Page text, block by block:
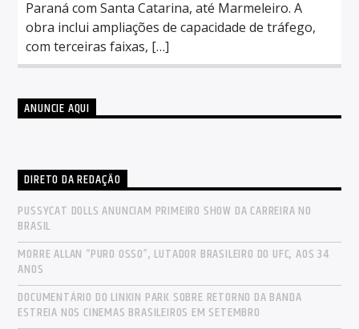
Paraná com Santa Catarina, até Marmeleiro. A
obra inclui ampliações de capacidade de tráfego,
com terceiras faixas, […]
ANUNCIE AQUI
DIRETO DA REDAÇÃO
PUSSYCAT DOLLS ANUNCIAM PRIMEIRO SHOW DA CARREIRA NO
BRASIL
MORRE ALLAN “PURO OSSO”, LUTADOR BRASILEIRO DO UFC, AOS 34
ANOS
DOCUMENTÁRIO DO LINKIN PARK SOBRE RETORNO DA BANDA
ESTREIA NOS CINEMAS BRASILEIROS EM SETEMBRO